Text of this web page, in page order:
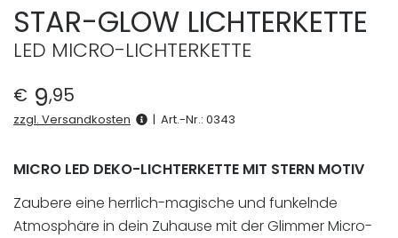
STAR-GLOW LICHTERKETTE
LED MICRO-LICHTERKETTE
€ 9,95
zzgl. Versandkosten | Art.-Nr.: 0343
MICRO LED DEKO-LICHTERKETTE MIT STERN MOTIV
Zaubere eine herrlich-magische und funkelnde
Atmosphäre in dein Zuhause mit der Glimmer Micro-